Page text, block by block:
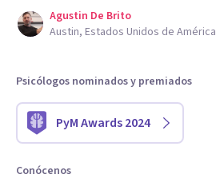
Agustin De Brito
Austin, Estados Unidos de América
Psicólogos nominados y premiados
PyM Awards 2024
Conócenos